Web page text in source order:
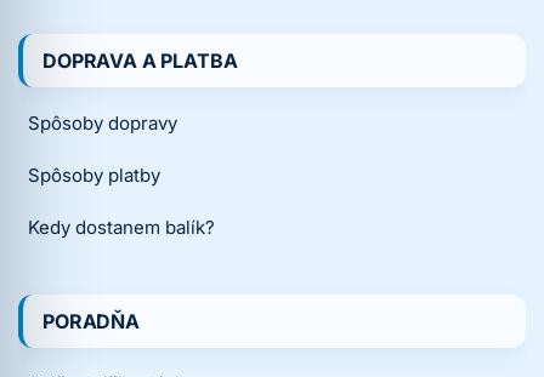
DOPRAVA A PLATBA
Spôsoby dopravy
Spôsoby platby
Kedy dostanem balík?
PORADŇA